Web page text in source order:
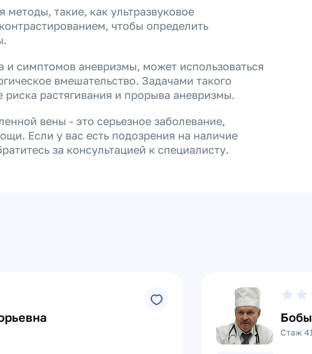
методы, такие, как ультразвуковое
чтобы определить
и симптомов аневризмы, может использоваться
вмешательство. Задачами такого
растягивания и прорыва аневризмы.
вены - это серьезное заболевание,
Если у вас есть подозрения на наличие
за консультацией к специалисту.
Стаж